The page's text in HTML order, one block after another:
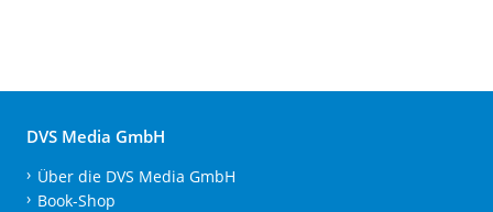
DVS Media GmbH
Über die DVS Media GmbH
Book-Shop